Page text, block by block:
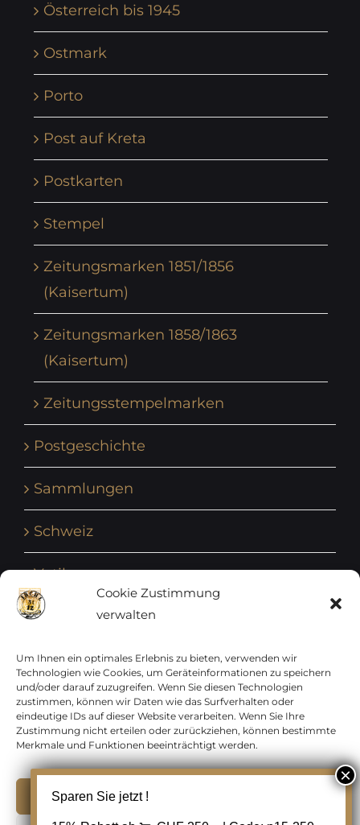
Cookie Zustimmung
verwalten
Um Ihnen ein optimales Erlebnis zu bieten, verwenden wir
Technologien wie Cookies, um Geräteinformationen zu speichern
und/oder darauf zuzugreifen. Wenn Sie diesen Technologien
zustimmen, können wir Daten wie das Surfverhalten oder
eindeutige IDs auf dieser Website verarbeiten. Wenn Sie Ihre
Zustimmung nicht erteilen oder zurückziehen, können bestimmte
Merkmale und Funktionen beeinträchtigt werden.
Österreich bis 1945
Ostmark
Porto
Post auf Kreta
Postkarten
Stempel
Zeitungsmarken 1851/1856
(Kaisertum)
Zeitungsmarken 1858/1863
(Kaisertum)
Zeitungsstempelmarken
Postgeschichte
Sammlungen
Schweiz
Vatikan
Vereinte Nationen
Vorphilatelie
Zensurbelege Österreich
Zensurbelege Schweiz
Sparen Sie jetzt !